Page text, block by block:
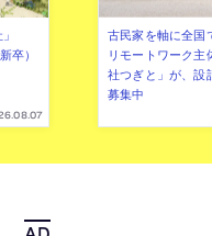
卒）
古民家を軸に全国
リモートワーク
社つぎと」が、設
募集中